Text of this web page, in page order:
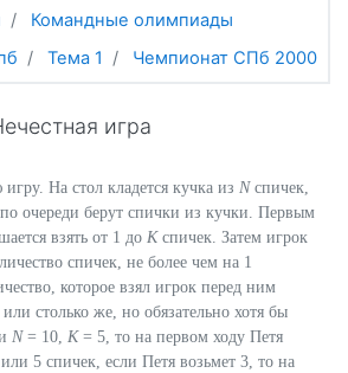
Командные олимпиады
Тема 1 Чемпионат СПб 2000
игра
На стол кладется кучка из Nспичек,
очереди берут спички из кучки. Первым
взять от 1 до Kспичек. Затем игрок
спичек, не более чем на 1
которое взял игрок перед ним
столько же, но обязательно хотя бы
N= 10, K= 5, то на первом ходу Петя
5 спичек, если Петя возьмет 3, то на